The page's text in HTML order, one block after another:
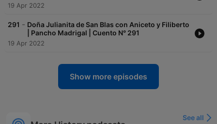
19 Apr 2022
291 - Doña Julianita de San Blas con Aniceto y Filiberto
| Pancho Madrigal | Cuento N° 291
19 Apr 2022
Show more episodes
See all